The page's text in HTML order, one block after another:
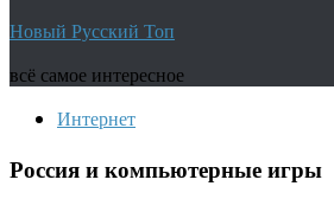
Новый Русский Топ
всё самое интересное
Интернет
Россия и компьютерные игры